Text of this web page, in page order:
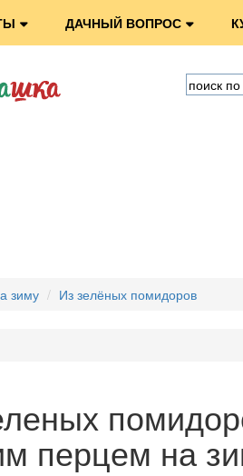
ДАЧНЫЙ ВОПРОС
зиму Из зелёных помидоров
перцем на